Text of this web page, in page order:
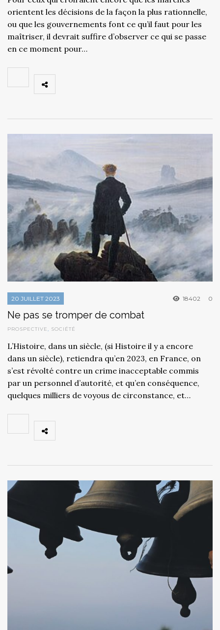
orientent les décisions de la façon la plus rationnelle,
ou que les gouvernements font ce qu’il faut pour les
maîtriser, il devrait suffire d’observer ce qui se passe
en ce moment pour…
20 JUILLET 2023 18402 0
Ne pas se tromper de combat
PROSPECTIVE, SOCIÉTÉ
L’Histoire, dans un siècle, (si Histoire il y a encore
dans un siècle), retiendra qu’en 2023, en France, on
s’est révolté contre un crime inacceptable commis
par un personnel d’autorité, et qu’en conséquence,
quelques milliers de voyous de circonstance, et…